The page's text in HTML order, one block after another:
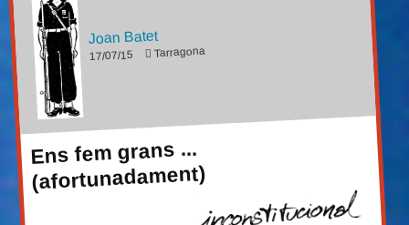
Joan Batet
17/07/15 Tarragona
Ens fem grans ...
(afortunadament)